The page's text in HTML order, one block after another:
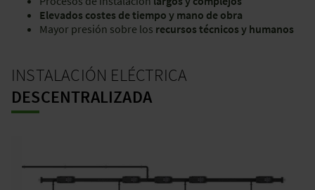
Elevados costes de tiempo y mano de obra
Mayor presión sobre los recursos técnicos y humanos
INSTALACIÓN ELÉCTRICA
DESCENTRALIZADA